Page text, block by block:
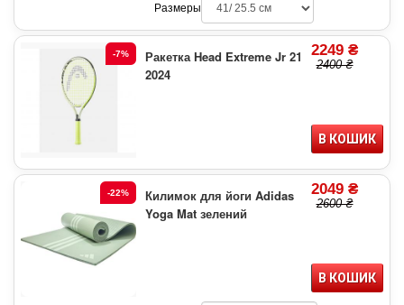
Размеры
-7%
Ракетка Head Extreme Jr 21
2024
2249 ₴
2400 ₴
В КОШИК
-22%
Килимок для йоги Adidas
Yoga Mat зелений
2049 ₴
2600 ₴
В КОШИК